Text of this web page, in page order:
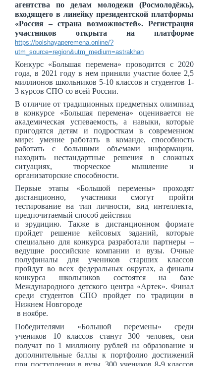
агентства по делам молодежи (Росмолодёжь),
входящего в линейку президентской платформы
«Россия – страна возможностей». Регистрация
участников открыта на платформе
https://bolshayaperemena.online/?
utm_source=region&utm_medium=astrakhan
Конкурс «Большая перемена» проводится с 2020
года, в 2021 году в нем приняли участие более 2,5
миллионов школьников 5-10 классов и студентов 1-
3 курсов СПО со всей России.
В отличие от традиционных предметных олимпиад
в конкурсе «Большая перемена» оценивается не
академическая успеваемость, а навыки, которые
пригодятся детям и подросткам в современном
мире: умение работать в команде, способность
работать с большими объемами информации,
находить нестандартные решения в сложных
ситуациях, творческое мышление и
организаторские способности.
Первые этапы «Большой перемены» проходят
дистанционно, участники смогут пройти
тестирование на тип личности, вид интеллекта,
предпочитаемый способ действия
и эрудицию. Также в дистанционном формате
пройдет решение кейсовых заданий, которые
специально для конкурса разработали партнеры –
ведущие российские компании и вузы. Очные
полуфиналы для учеников старших классов
пройдут во всех федеральных округах, а финалы
конкурса школьников состоятся на базе
Международного детского центра «Артек». Финал
среди студентов СПО пройдет по традиции в
Нижнем Новгороде
в ноябре.
Победителями «Большой перемены» среди
учеников 10 классов станут 300 человек, они
получат по 1 миллиону рублей на образование и
дополнительные баллы к портфолио достижений
при поступлении в вузы. 300 учеников 8-9 классов